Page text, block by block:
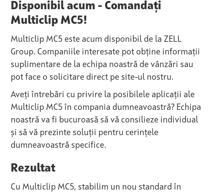
Disponibil acum - Comandați
Multiclip MC5!
Multiclip MC5 este acum disponibil de la ZELL
Group. Companiile interesate pot obține informații
suplimentare de la echipa noastră de vânzări sau
pot face o solicitare direct pe site-ul nostru.
Aveți întrebări cu privire la posibilele aplicații ale
Multiclip MC5 în compania dumneavoastră? Echipa
noastră va fi bucuroasă să vă consilieze individual
și să vă prezinte soluții pentru cerințele
dumneavoastră specifice.
Rezultat
Cu Multiclip MC5, stabilim un nou standard în